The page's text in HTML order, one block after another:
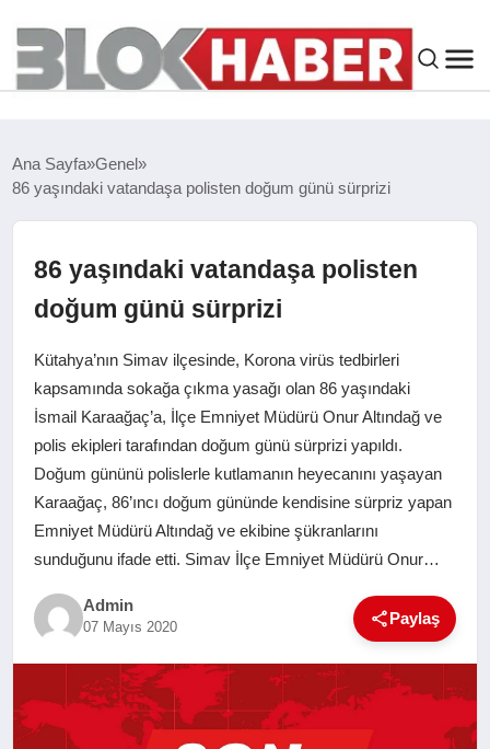
SIYASET
ÇEVRE
SPOR
EKONOMI
SAĞLIK
SANAT
Ana Sayfa Genel
86 yaşındaki vatandaşa polisten doğum günü sürprizi
86 yaşındaki vatandaşa polisten
doğum günü sürprizi
Kütahya’nın Simav ilçesinde, Korona virüs tedbirleri
kapsamında sokağa çıkma yasağı olan 86 yaşındaki
İsmail Karaağaç’a, İlçe Emniyet Müdürü Onur Altındağ ve
polis ekipleri tarafından doğum günü sürprizi yapıldı.
Doğum gününü polislerle kutlamanın heyecanını yaşayan
Karaağaç, 86’ıncı doğum gününde kendisine sürpriz yapan
Emniyet Müdürü Altındağ ve ekibine şükranlarını
sunduğunu ifade etti. Simav İlçe Emniyet Müdürü Onur…
Admin
07 Mayıs 2020 Paylaş